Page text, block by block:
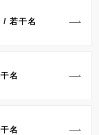
/ 若干名
名
名